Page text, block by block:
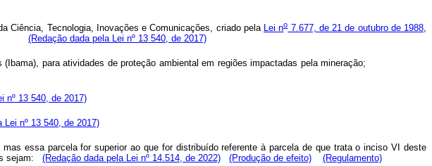
Ciência, Tecnologia, Inovações e Comunicações, criado pela Lei no7.677, de 21 de outubro de 1988,
(Redação dada pela Lei nº 13 540, de 2017)
(Ibama), para atividades de proteção ambiental em regiões impactadas pela mineração;
nº 13 540, de 2017)
Lei nº 13 540, de 2017)
essa parcela for superior ao que for distribuído referente à parcela de que trata o inciso VI deste
sejam: (Redação dada pela Lei nº 14.514, de 2022) (Produção de efeito)
(Regulamento)